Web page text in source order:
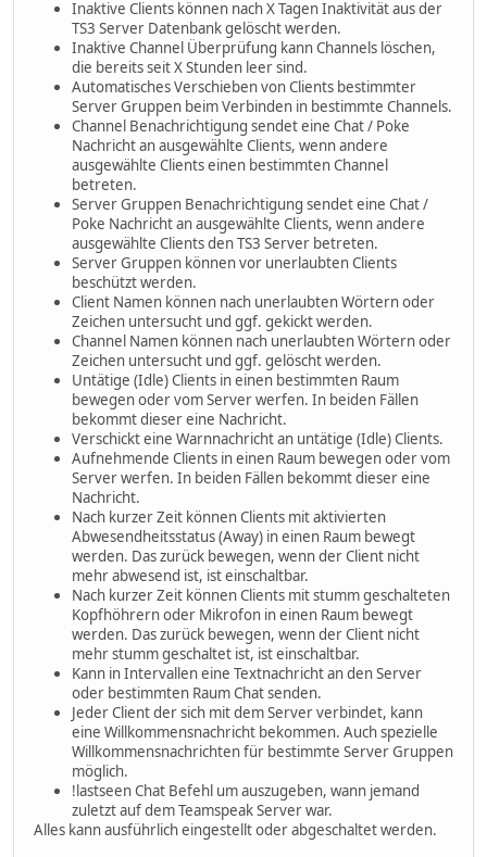
Inaktive Clients können nach X Tagen Inaktivität aus der
TS3 Server Datenbank gelöscht werden.
Inaktive Channel Überprüfung kann Channels löschen,
die bereits seit X Stunden leer sind.
Automatisches Verschieben von Clients bestimmter
Server Gruppen beim Verbinden in bestimmte Channels.
Channel Benachrichtigung sendet eine Chat / Poke
Nachricht an ausgewählte Clients, wenn andere
ausgewählte Clients einen bestimmten Channel
betreten.
Server Gruppen Benachrichtigung sendet eine Chat /
Poke Nachricht an ausgewählte Clients, wenn andere
ausgewählte Clients den TS3 Server betreten.
Server Gruppen können vor unerlaubten Clients
beschützt werden.
Client Namen können nach unerlaubten Wörtern oder
Zeichen untersucht und ggf. gekickt werden.
Channel Namen können nach unerlaubten Wörtern oder
Zeichen untersucht und ggf. gelöscht werden.
Untätige (Idle) Clients in einen bestimmten Raum
bewegen oder vom Server werfen. In beiden Fällen
bekommt dieser eine Nachricht.
Verschickt eine Warnnachricht an untätige (Idle) Clients.
Aufnehmende Clients in einen Raum bewegen oder vom
Server werfen. In beiden Fällen bekommt dieser eine
Nachricht.
Nach kurzer Zeit können Clients mit aktivierten
Abwesendheitsstatus (Away) in einen Raum bewegt
werden. Das zurück bewegen, wenn der Client nicht
mehr abwesend ist, ist einschaltbar.
Nach kurzer Zeit können Clients mit stumm geschalteten
Kopfhöhrern oder Mikrofon in einen Raum bewegt
werden. Das zurück bewegen, wenn der Client nicht
mehr stumm geschaltet ist, ist einschaltbar.
Kann in Intervallen eine Textnachricht an den Server
oder bestimmten Raum Chat senden.
Jeder Client der sich mit dem Server verbindet, kann
eine Willkommensnachricht bekommen. Auch spezielle
Willkommensnachrichten für bestimmte Server Gruppen
möglich.
!lastseen Chat Befehl um auszugeben, wann jemand
zuletzt auf dem Teamspeak Server war.
Alles kann ausführlich eingestellt oder abgeschaltet werden.